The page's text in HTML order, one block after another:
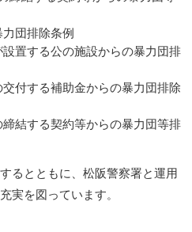
団排除条例
置する公の施設からの暴力団排
付する補助金からの暴力団排除
結する契約等からの暴力団等排
るとともに、松阪警察署と運用
実を図っています。